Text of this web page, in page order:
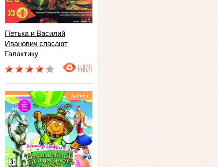
Петька и Василий
Иванович спасают
Галактику
141626